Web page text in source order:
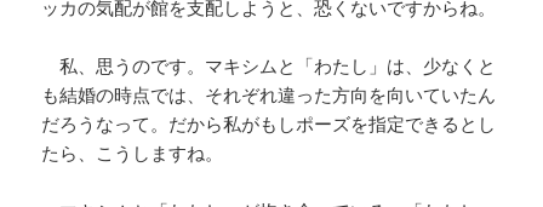
ッカの気配が館を支配しようと、恐くないですからね。
私、思うのです。マキシムと「わたし」は、少なくと
も結婚の時点では、それぞれ違った方向を向いていたん
だろうなって。だから私がもしポーズを指定できるとし
たら、こうしますね。